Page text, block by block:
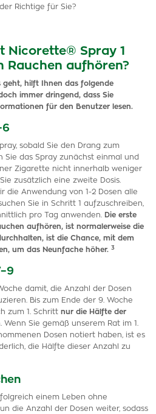
Richtige für Sie?
Nicorette® Spray 1
Rauchen aufhören?
geht, hilft Ihnen das folgende
immer dringend, dass Sie
für den Benutzer lesen.
sobald Sie den Drang zum
Sie das Spray zunächst einmal und
Zigarette nicht innerhalb weniger
zusätzlich eine zweite Dosis.
die Anwendung von 1-2 Dosen alle
Sie in Schritt 1 aufzuschreiben,
pro Tag anwenden.
Die erste
aufhören, ist normalerweise die
ist die Chance, mit dem
um das Neunfache höher. 3
damit, die Anzahl der Dosen
Bis zum Ende der 9. Woche
zum 1. Schritt nur die Hälfte der
Sie gemäß unserem Rat im 1.
Dosen notiert haben, ist es
die Hälfte dieser Anzahl zu
einem Leben ohne
die Anzahl der Dosen weiter, sodass